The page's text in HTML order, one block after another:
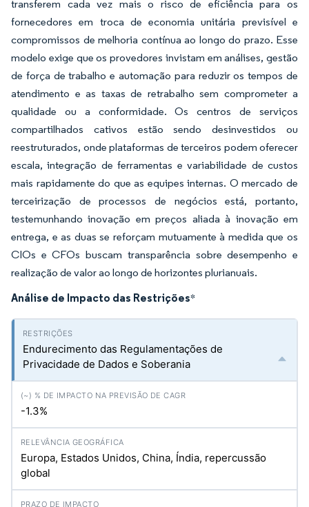
transferem cada vez mais o risco de eficiência para os
fornecedores em troca de economia unitária previsível e
compromissos de melhoria contínua ao longo do prazo. Esse
modelo exige que os provedores invistam em análises, gestão
de força de trabalho e automação para reduzir os tempos de
atendimento e as taxas de retrabalho sem comprometer a
qualidade ou a conformidade. Os centros de serviços
compartilhados cativos estão sendo desinvestidos ou
reestruturados, onde plataformas de terceiros podem oferecer
escala, integração de ferramentas e variabilidade de custos
mais rapidamente do que as equipes internas. O mercado de
terceirização de processos de negócios está, portanto,
testemunhando inovação em preços aliada à inovação em
entrega, e as duas se reforçam mutuamente à medida que os
CIOs e CFOs buscam transparência sobre desempenho e
realização de valor ao longo de horizontes plurianuais.
Análise de Impacto das Restrições*
Endurecimento das Regulamentações de
Privacidade de Dados e Soberania
-1.3%
Europa, Estados Unidos, China, Índia, repercussão
global